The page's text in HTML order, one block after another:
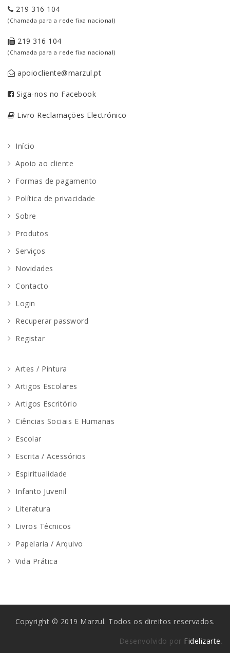
219 316 104
(Chamada para a rede fixa nacional)
219 316 104
(Chamada para a rede fixa nacional)
apoiocliente@marzul.pt
Siga-nos no Facebook
Livro Reclamações Electrónico
Início
Apoio ao cliente
Formas de pagamento
Política de privacidade
Sobre
Produtos
Serviços
Novidades
Contacto
Login
Recuperar password
Registar
Artes / Pintura
Artigos Escolares
Artigos Escritório
Ciências Sociais E Humanas
Escolar
Escrita / Acessórios
Espiritualidade
Infanto Juvenil
Literatura
Livros Técnicos
Papelaria / Arquivo
Vida Prática
Copyright © 2019 Marzul. Todos os direitos reservados.
Desenvolvido por Fidelizarte.